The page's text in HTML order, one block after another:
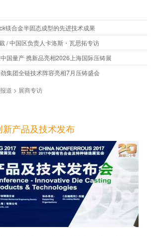
镁合金半固态成型的先进技术成果
/ 中国区负责人卡洛斯・瓦思拓专访
国量产 携新品亮相2026上海国际压铸展
集团全链技术阵容亮相7月压铸盛会
道 > 展商专访
产品及技术发布